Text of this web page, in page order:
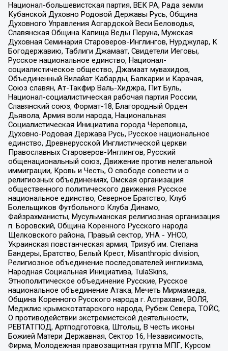
Национал-большевистская партия, ВЕК РА, Рада земли
Кубанской Духовно Родовой Державы Русь, Община
Духовного Управления Асгардской Веси Беловодья,
Славянская Община Капища Веды Перуна, Мужская
Духовная Семинария Староверов-Инглингов, Нурджулар, К
Богодержавию, Таблиги Джамаат, Свидетели Иеговы,
Русское национальное единство, Национал-
социалистическое общество, Джамаат мувахидов,
Объединенный Вилайат Кабарды, Балкарии и Карачая,
Союз славян, Ат-Такфир Валь-Хиджра, Пит Буль,
Национал-социалистическая рабочая партия России,
Славянский союз, Формат-18, Благородный Орден
Дьявола, Армия воли народа, Национальная
Социалистическая Инициатива города Череповца,
Духовно-Родовая Держава Русь, Русское национальное
единство, Древнерусской Инглистической церкви
Православных Староверов-Инглингов, Русский
общенациональный союз, Движение против нелегальной
иммиграции, Кровь и Честь, О свободе совести и о
религиозных объединениях, Омская организация
общественного политического движения Русское
национальное единство, Северное Братство, Клуб
Болельщиков Футбольного Клуба Динамо,
Файзрахманисты, Мусульманская религиозная организация
п. Боровский, Община Коренного Русского народа
Щелковского района, Правый сектор, УНА - УНСО,
Украинская повстанческая армия, Тризуб им. Степана
Бандеры, Братство, Белый Крест, Misanthropic division,
Религиозное объединение последователей инглиизма,
Народная Социальная Инициатива, TulaSkins,
Этнополитическое объединение Русские, Русское
национальное объединение Атака, Мечеть Мирмамеда,
Община Коренного Русского народа г. Астрахани, ВОЛЯ,
Меджлис крымскотатарского народа, Рубеж Севера, ТОЙС,
О противодействии экстремистской деятельности,
РЕВТАТПОД, Артподготовка, Штольц, В честь иконы
Божией Матери Державная, Сектор 16, Независимость,
Фирма, Молодежная правозащитная группа МПГ, Курсом